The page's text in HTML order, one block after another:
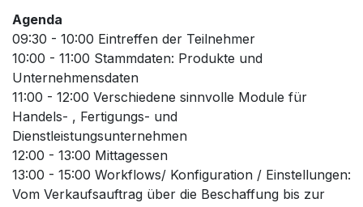
Agenda
09:30 - 10:00 Eintreffen der Teilnehmer
10:00 - 11:00 Stammdaten: Produkte und
Unternehmensdaten
11:00 - 12:00 Verschiedene sinnvolle Module für
Handels- , Fertigungs- und
Dienstleistungsunternehmen
12:00 - 13:00 Mittagessen
13:00 - 15:00 Workflows/ Konfiguration / Einstellungen:
Vom Verkaufsauftrag über die Beschaffung bis zur